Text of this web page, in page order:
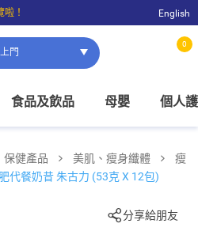
！
即可免費店取。
English
門
0
食品及飲品 母嬰 個人
保健產品 美肌、瘦身纖體
瘦
代餐奶昔 朱古力 (53克 X 12包)
分享給朋友